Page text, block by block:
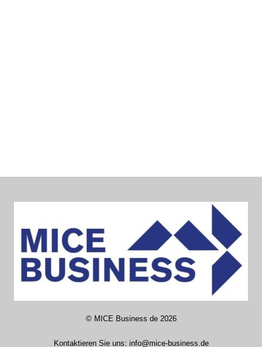
© MICE Business de2026
Kontaktieren Sie uns: info@mice-business.de